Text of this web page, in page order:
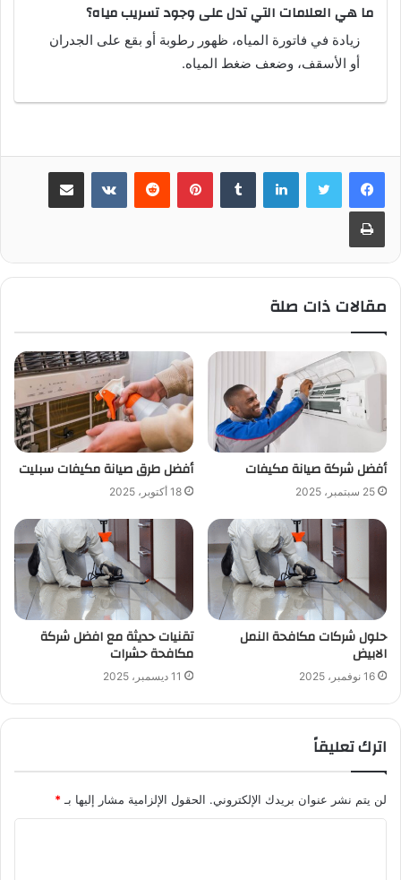
ما هي العلامات التي تدل على وجود تسريب مياه؟
زيادة في فاتورة المياه، ظهور رطوبة أو بقع على الجدران
أو الأسقف، وضعف ضغط المياه.
لينكدإن بينتيريست مشاركة عبر البريد
طباعة
مقالات ذات صلة
أفضل شركة صيانة مكيفات
25 سبتمبر، 2025
أفضل طرق صيانة مكيفات سبليت
18 أكتوبر، 2025
حلول شركات مكافحة النمل
الابيض
16 نوفمبر، 2025
تقنيات حديثة مع افضل شركة
مكافحة حشرات
11 ديسمبر، 2025
اترك تعليقاً
لن يتم نشر عنوان بريدك الإلكتروني. الحقول الإلزامية مشار إليها بـ *